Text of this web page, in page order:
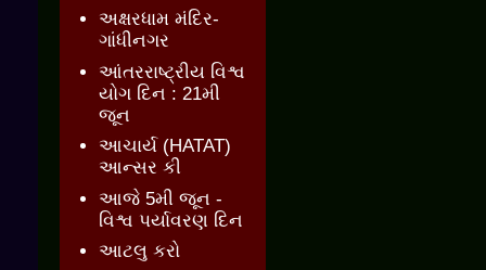
અક્ષરધામ મંદિર-
ગાંધીનગર
આંતરરાષ્ટ્રીય વિશ્વ
યોગ દિન : 21મી
જૂન
આચાર્ય (HATAT)
આન્સર કી
આજે 5મી જૂન -
વિશ્વ પર્યાવરણ દિન
આટલુ કરો